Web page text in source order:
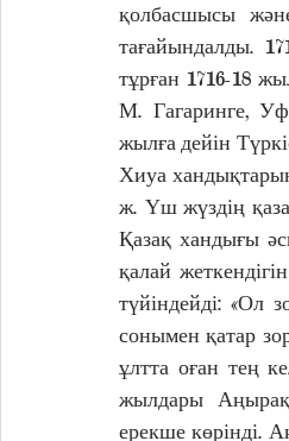
қолбасшысы
тағайындалды.
тұрған 1716-18
М. Гагаринге,
жылға дейін
Хиуа
ж. Үш жүздің
Қазақ хандығы
қалай
түйіндейді: «Ол
сонымен қатар
ұлтта оған тең
жылдары
ерекше көрінді.